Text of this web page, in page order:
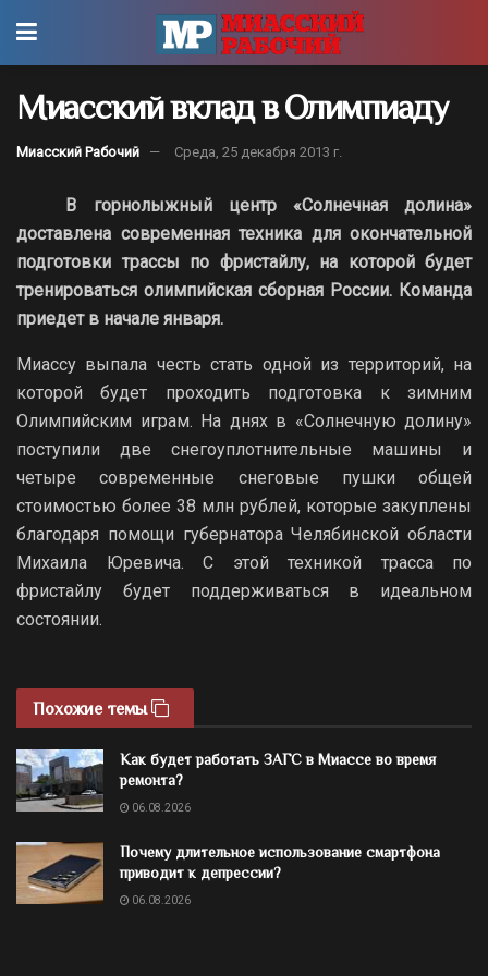
Миасский вклад в Олимпиаду
Миасский Рабочий Среда, 25 декабря 2013 г.
В горнолыжный центр «Солнечная долина»
доставлена современная техника для окончательной
подготовки трассы по фристайлу, на которой будет
тренироваться олимпийская сборная России. Команда
приедет в начале января.
Миассу выпала честь стать одной из территорий, на
которой будет проходить подготовка к зимним
Олимпийским играм. На днях в «Солнечную долину»
поступили две снегоуплотнительные машины и
четыре современные снеговые пушки общей
стоимостью более 38 млн рублей, которые закуплены
благодаря помощи губернатора Челябинской области
Михаила Юревича. С этой техникой трасса по
фристайлу будет поддерживаться в идеальном
состоянии.
Похожие темы
Как будет работать ЗАГС в Миассе во время
ремонта?
06.08.2026
Почему длительное использование смартфона
приводит к депрессии?
06.08.2026